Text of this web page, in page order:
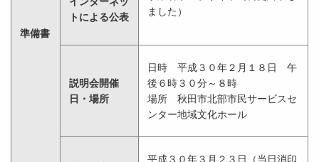
準備書
トによる公表
ました）
説明会開催
日・場所
日時 平成３０年２月１８日 午
後６時３０分～８時
場所 秋田市北部市民サービスセ
ンター地域文化ホール
平成３０年３月２３日（当日消印